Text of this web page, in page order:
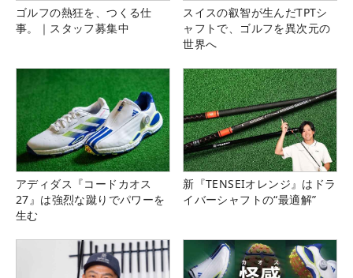
ゴルフの熱狂を、つくる仕
事。｜スタッフ募集中
スイスの叡智が生んだTPTシ
ャフトで、ゴルフを異次元の
世界へ
アディダス『コードカオス
27』は強烈な蹴りでパワーを
生む
新『TENSEIオレンジ』はドラ
イバーシャフトの“最適解”